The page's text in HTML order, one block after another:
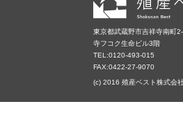
東京都武蔵野市吉祥寺南町
寺フコク生命ビル3階
TEL:0120-493-015
FAX:0422-27-9070
(c) 2016 殖産ベスト株式会